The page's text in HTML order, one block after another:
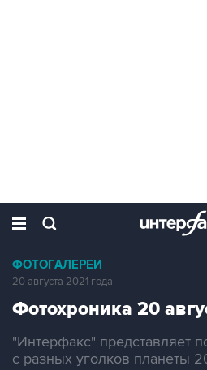
ФОТОГАЛЕРЕИ
20 августа 2021 года
Фотохроника 20
"Интерфакс" представляет
с разных уголков планеты